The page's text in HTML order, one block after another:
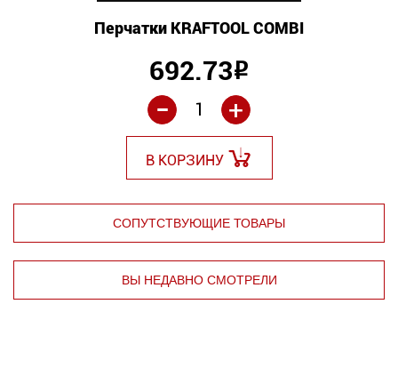
Перчатки KRAFTOOL COMBI
692.73Р
+
-
В КОРЗИНУ
СОПУТСТВУЮЩИЕ ТОВАРЫ
ВЫ НЕДАВНО СМОТРЕЛИ